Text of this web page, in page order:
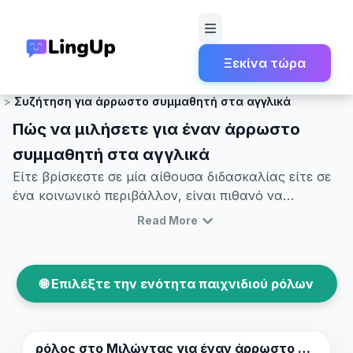
Ξεκίνα τώρα
Κοινωνική και Φιλική Συζήτηση
Συζήτηση για άρρωστο συμμαθητή στα αγγλικά
Πώς να μιλήσετε για έναν άρρωστο
συμμαθητή στα αγγλικά
Είτε βρίσκεστε σε μία αίθουσα διδασκαλίας είτε σε
ένα κοινωνικό περιβάλλον, είναι πιθανό να
συναντήσετε καταστάσεις όπου κάποιος
έναν άρρωστο συμμαθητή μπορεί να είναι
ανεκτίμητο. Σε αυτό το άρθρο, θα εξερευνήσουμε
περιγράψετε και να συζητήσετε καταστάσεις υγείας
Read More
🌐 Επιλέξτε την ενότητα παιχνιδιού ρόλων
ρόλος στο Μιλώντας για έναν άρρωστο συμμαθητή.